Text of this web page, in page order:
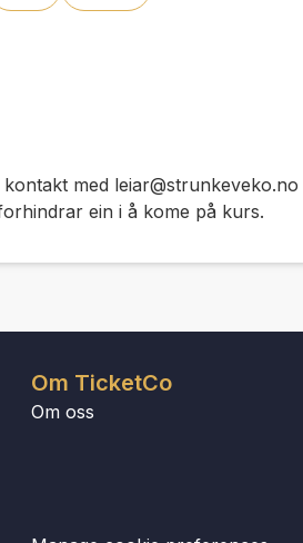
med leiar@strunkeveko.no
ein i å kome på kurs.
Om TicketCo
Om oss